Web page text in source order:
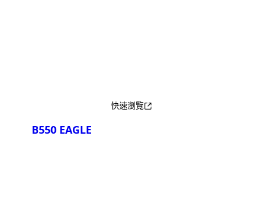
快速瀏覽
B550 EAGLE